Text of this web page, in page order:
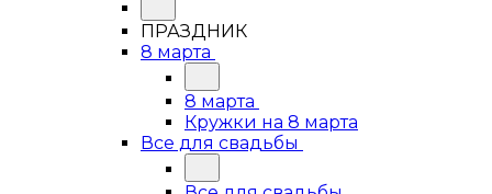
ПРАЗДНИК
8 марта
8 марта
Кружки на 8 марта
Все для свадьбы